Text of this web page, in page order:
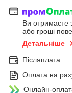
Ви отримаєте
або гроші
Детальніше
Післяплата
Оплата на
Онлайн-